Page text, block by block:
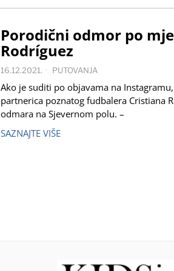
Porodični odmor po
Rodríguez
16.12.2021. PUTOVANJA
Ako je suditi po objavama na
partnerica poznatog fudbalera Cristiana
odmara na Sjevernom polu. –
SAZNAJTE VIŠE